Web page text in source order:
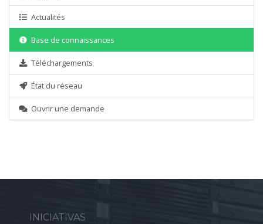
Actualités
Base de connaissances
Téléchargements
État du réseau
Ouvrir une demande
INICIATIVAS